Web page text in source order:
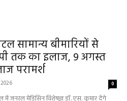
सामान्य बीमारियों से
तक का इलाज, 9 अगस्त
परामर्श
0
जनरल मेडिसिन विशेषज्ञ डॉ. एस. कुमार देंगे